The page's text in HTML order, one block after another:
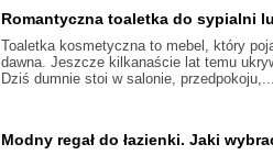
Romantyczna toaletka do sypialni
Toaletka kosmetyczna to mebel, który
dawna. Jeszcze kilkanaście lat temu
Dziś dumnie stoi w salonie,
Modny regał do łazienki. Jaki